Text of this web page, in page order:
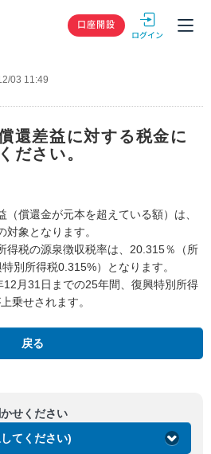
GMOクリック
口座開設
03 11:49
還差益に対する税金に
ださい。
償還金が元本を超えている額）は、
象となります。
得税の源泉徴収税率は、20.315％（所
別所得税0.315%）となります。
月31日までの25年間、復興特別所得
乗せされます。
戻る
せください
てください)